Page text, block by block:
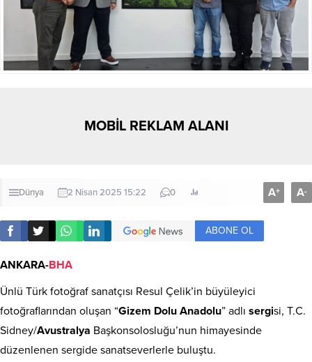
MOBİL REKLAM ALANI
Dünya 2 Nisan 2025 15:22 0 A+ A-
ABONE OL
ANKARA-BHA
Ünlü Türk fotoğraf sanatçısı Resul Çelik’in büyüleyici
fotoğraflarından oluşan “Gizem Dolu Anadolu” adlı sergisi, T.C.
Sidney/Avustralya Başkonsolosluğu’nun himayesinde
düzenlenen sergide sanatseverlerle buluştu.